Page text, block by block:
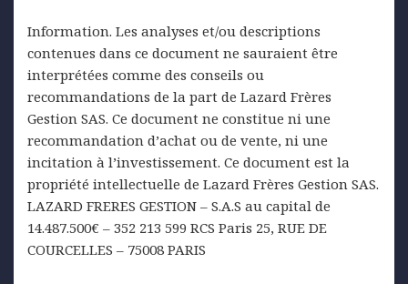
Information. Les analyses et/ou descriptions
contenues dans ce document ne sauraient être
interprétées comme des conseils ou
recommandations de la part de Lazard Frères
Gestion SAS. Ce document ne constitue ni une
recommandation d’achat ou de vente, ni une
incitation à l’investissement. Ce document est la
propriété intellectuelle de Lazard Frères Gestion SAS.
LAZARD FRERES GESTION – S.A.S au capital de
14.487.500€ – 352 213 599 RCS Paris 25, RUE DE
COURCELLES – 75008 PARIS